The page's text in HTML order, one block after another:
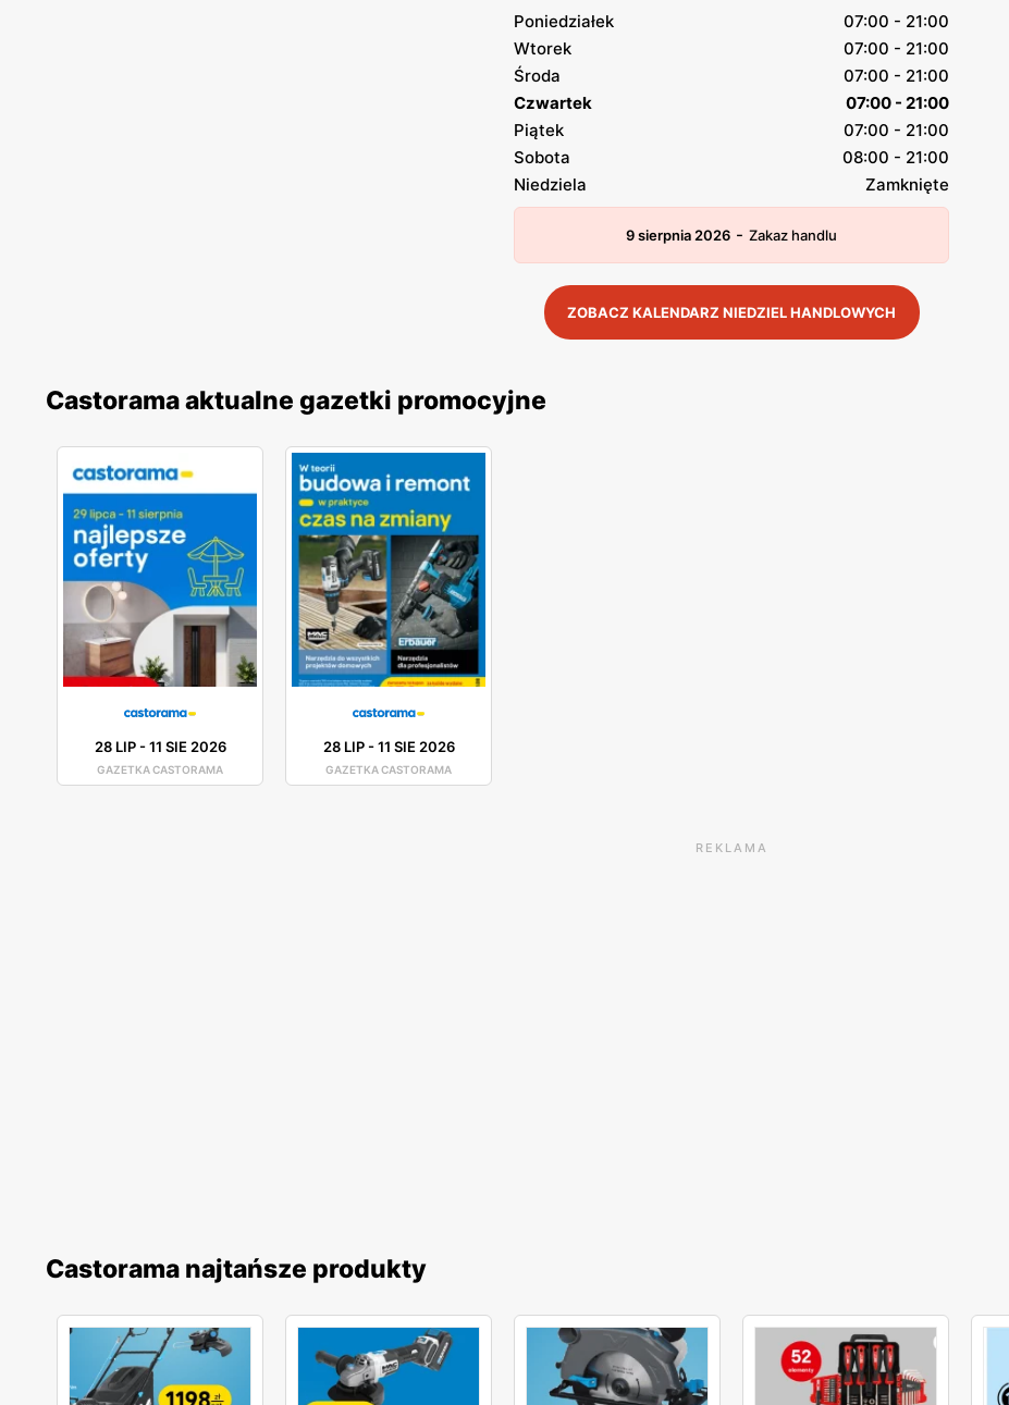
Poniedziałek
07:00 - 21:00
Wtorek
07:00 - 21:00
Środa
07:00 - 21:00
Czwartek
07:00 - 21:00
Piątek
07:00 - 21:00
Sobota
08:00 - 21:00
Niedziela
Zamknięte
9 sierpnia 2026 - Zakaz handlu
ZOBACZ KALENDARZ NIEDZIEL HANDLOWYCH
Castorama aktualne gazetki promocyjne
28 LIP-11 SIE 2026
GAZETKA CASTORAMA
28 LIP-11 SIE 2026
GAZETKA CASTORAMA
REKLAMA
Castorama najtańsze produkty